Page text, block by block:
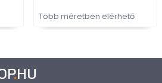
Több méretben elérhető
.HU